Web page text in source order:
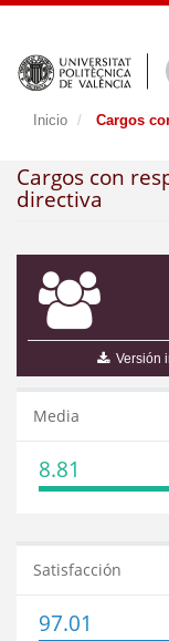
Inicio Cargos
Cargos con
directiva
Versión
Media
8.81
Satisfacción
97.01